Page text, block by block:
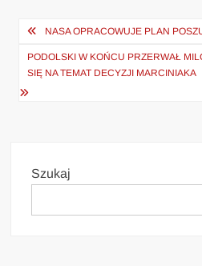
Nawigacja
wpisu
NASA OPRACOWUJE PLAN
PODOLSKI W KOŃCU PRZERWAŁ
SIĘ NA TEMAT DECYZJI MARCINIAKA
Szukaj